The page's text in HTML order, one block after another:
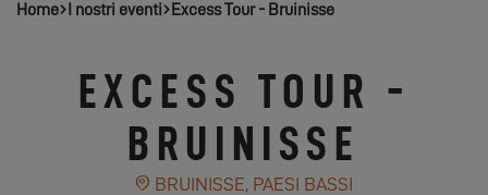
Home I nostri eventi Excess Tour - Bruinisse
EXCESS TOUR -
BRUINISSE
BRUINISSE, PAESI BASSI